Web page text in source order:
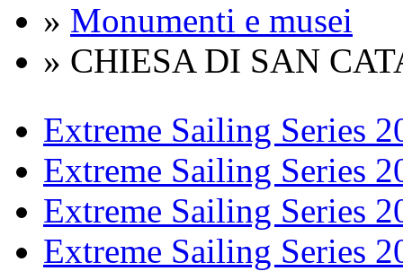
» Monumenti e musei
» CHIESA DI SAN
Extreme Sailing Series
Extreme Sailing Series
Extreme Sailing Series
Extreme Sailing Series